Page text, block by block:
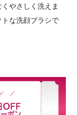
やさしく洗えま
な洗顔ブラシで